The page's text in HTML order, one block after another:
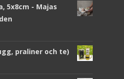
5x8cm - Majas
praliner och te)